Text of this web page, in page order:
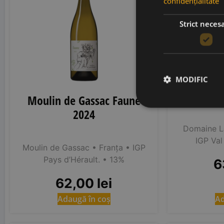
Moulin de Gassac Faune
2024
Moulin de Gassac • Franța • IGP
Pays d’Hérault. • 13%
62,00 lei
Adaugă în coș
Domaine
IGP
Strict
MODIFIC